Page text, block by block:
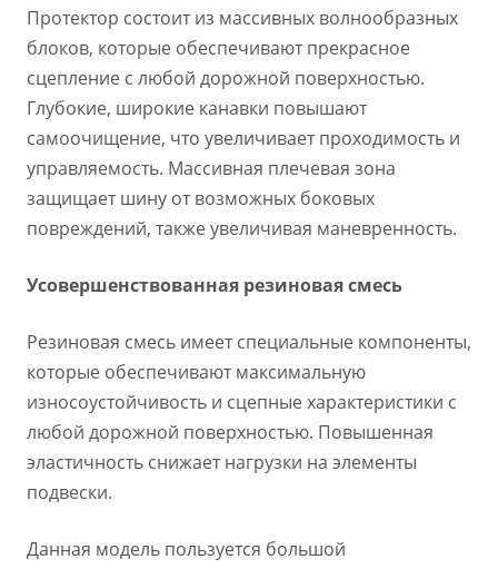
Протектор состоит из массивных волнообразных
блоков, которые обеспечивают прекрасное
сцепление с любой дорожной поверхностью.
Глубокие, широкие канавки повышают
самоочищение, что увеличивает проходимость и
управляемость. Массивная плечевая зона
защищает шину от возможных боковых
повреждений, также увеличивая маневренность.
Усовершенствованная резиновая смесь
Резиновая смесь имеет специальные компоненты,
которые обеспечивают максимальную
износоустойчивость и сцепные характеристики с
любой дорожной поверхностью. Повышенная
эластичность снижает нагрузки на элементы
подвески.
Данная модель пользуется большой